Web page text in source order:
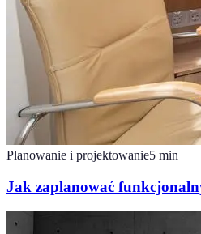
Planowanie i projektowanie5 min
Jak zaplanować